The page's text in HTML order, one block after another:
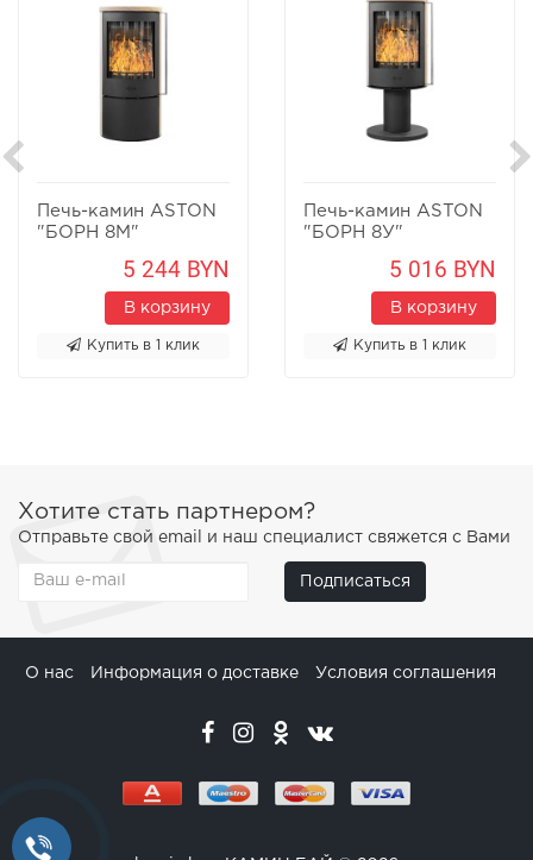
Печь-камин ASTON
"БОРН 8М"
5 244 BYN
В корзину
Купить в 1 клик
Печь-камин ASTON
"БОРН 8У"
5 016 BYN
В корзину
Купить в 1 клик
Хотите стать партнером?
Отправьте свой email и наш специалист свяжется с Вами
Подписаться
О нас Информация о доставке Условия соглашения